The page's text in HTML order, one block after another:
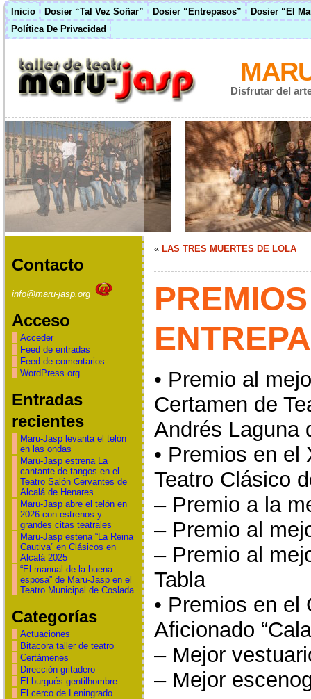
Inicio Dosier “Tal Vez Soñar” Dosier “Entrepasos”
Dosier “El
Política De Privacidad
Disfrutar del
Contacto
info@maru-jasp.org
Acceso
Acceder
Feed de entradas
Feed de comentarios
WordPress.org
Entradas
recientes
Maru-Jasp levanta el telón
en las ondas
Maru-Jasp estrena La
cantante de tangos en el
Teatro Salón Cervantes de
Alcalá de Henares
Maru-Jasp abre el telón en
2026 con estrenos y
grandes citas teatrales
Maru-Jasp estena “La Reina
Cautiva” en Clásicos en
Alcalá 2025
“El manual de la buena
esposa” de Maru-Jasp en el
Teatro Municipal de Coslada
Categorías
Actuaciones
Bitacora taller de teatro
Certámenes
Dirección gritadero
El burgués gentilhombre
El cerco de Leningrado
« LAS TRES MUERTES DE LOLA
PREMIOS
• Premio al
Certamen de
Andrés Laguna
• Premios en el
Teatro Clásico
– Premio a la
– Premio al
– Premio al
Tabla
• Premios en el
Aficionado
– Mejor
– Mejor